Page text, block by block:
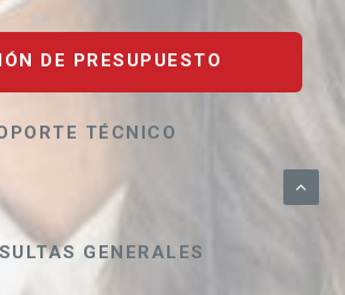
DE PRESUPUESTO
TÉCNICO
GENERALES